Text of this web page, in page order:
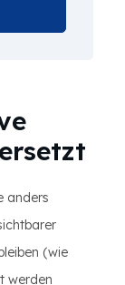
anders
(wie
werden